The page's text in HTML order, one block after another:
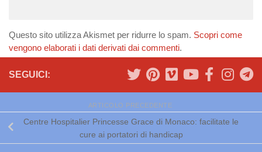
Questo sito utilizza Akismet per ridurre lo spam. Scopri come
vengono elaborati i dati derivati dai commenti.
SEGUICI:
ARTICOLO PRECEDENTE
Centre Hospitalier Princesse Grace di Monaco: facilitate le
cure ai portatori di handicap